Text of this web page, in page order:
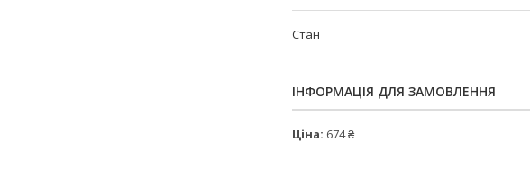
Стан
ІНФОРМАЦІЯ ДЛЯ ЗАМОВЛЕННЯ
Ціна: 674 ₴